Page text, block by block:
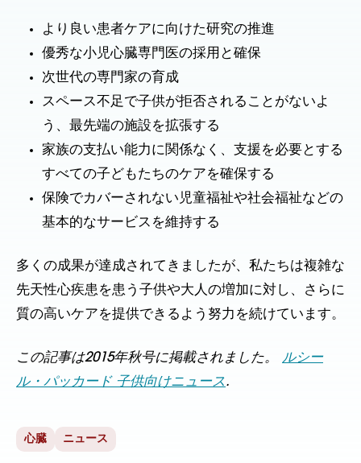
より良い患者ケアに向けた研究の推進
優秀な小児心臓専門医の採用と確保
次世代の専門家の育成
スペース不足で子供が拒否されることがないよ
う、最先端の施設を拡張する
家族の支払い能力に関係なく、支援を必要とする
すべての子どもたちのケアを確保する
保険でカバーされない児童福祉や社会福祉などの
基本的なサービスを維持する
多くの成果が達成されてきましたが、私たちは複雑な
先天性心疾患を患う子供や大人の増加に対し、さらに
質の高いケアを提供できるよう努力を続けています。
この記事は2015年秋号に掲載されました。 ルシー
ル・パッカード 子供向けニュース.
心臓 ニュース